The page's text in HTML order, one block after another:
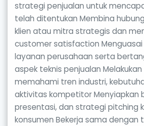
strategi penjualan untuk
telah ditentukan Membina
klien atau mitra strategis dan
customer satisfaction Menguasai
layanan perusahaan serta
aspek teknis penjualan
memahami tren industri,
aktivitas kompetitor Menyiapkan
presentasi, dan strategi pitching
konsumen Bekerja sama dengan